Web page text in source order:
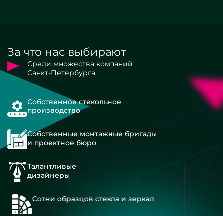
За что нас выбирают
Среди множества компаний
Санкт-Петербурга
Собственное стекольное
производство
Собственные монтажные бригады
и проектное бюро
Талантливые
дизайнеры
Сотни образцов стекла и зеркал